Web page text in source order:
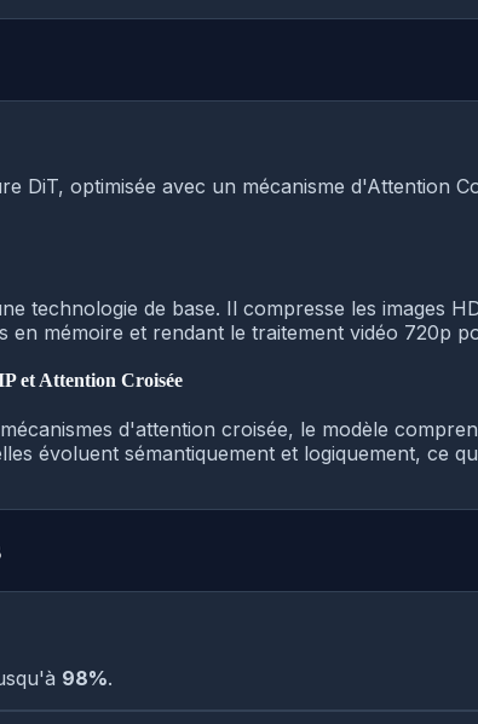
DiT, optimisée avec un mécanisme d'Attention
technologie de base. Il compresse les images
en mémoire et rendant le traitement vidéo 720p
et Attention Croisée
d'attention croisée, le modèle
évoluent sémantiquement et logiquement, ce
98%.